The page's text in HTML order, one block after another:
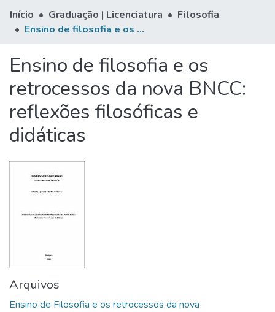
Início Graduação | Licenciatura
Filosofia
Ensino de filosofia e os retrocessos da nova BNCC: reflexões filosóficas e didáticas
Ensino de filosofia e os
retrocessos da nova BNCC:
reflexões filosóficas e
didáticas
Arquivos
Ensino de Filosofia e os retrocessos da nova